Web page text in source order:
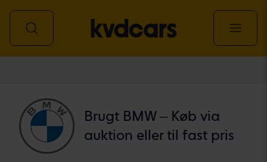
Brugt BMW – Køb via
auktion eller til fast pris